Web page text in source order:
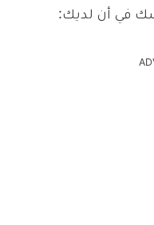
في أن لديك: